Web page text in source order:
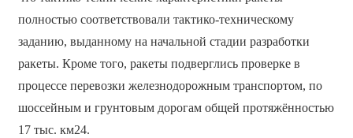
полностью соответствовали тактико-техническому
заданию, выданному на начальной стадии разработки
ракеты. Кроме того, ракеты подверглись проверке в
процессе перевозки железнодорожным транспортом, по
шоссейным и грунтовым дорогам общей протяжённостью
17 тыс. км24.